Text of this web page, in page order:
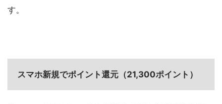
す。
スマホ新規でポイント還元（21,300ポイント）